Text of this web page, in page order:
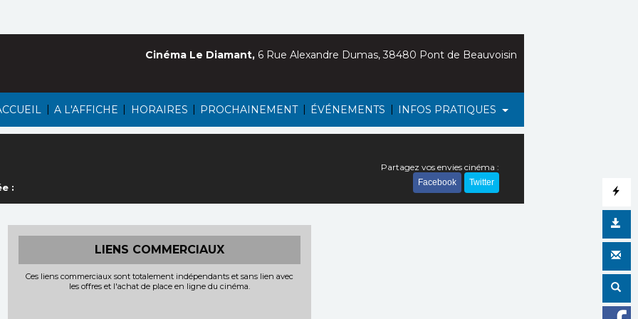
| A L'AFFICHE | HORAIRES | PROCHAINEMENT | ÉVÉNEMENTS | INFOS PRATIQUES
Cinéma Le Diamant, 6 Rue Alexandre Dumas, 38480 Pont de Beauvoisin
:
Partagez vos envies cinéma :
Facebook Twitter
LIENS COMMERCIAUX
Ces liens commerciaux sont totalement indépendants et sans lien avec
les offres et l'achat de place en ligne du cinéma.